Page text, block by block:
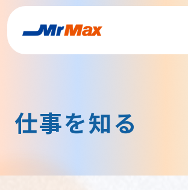
仕事を知る